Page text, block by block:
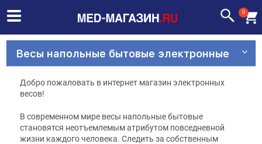
0
Весы напольные бытовые электронные
Добро пожаловать в интернет магазин электронных
весов!
В современном мире весы напольные бытовые
становятся неотъемлемым атрибутом повседневной
жизни каждого человека. Следить за собственным